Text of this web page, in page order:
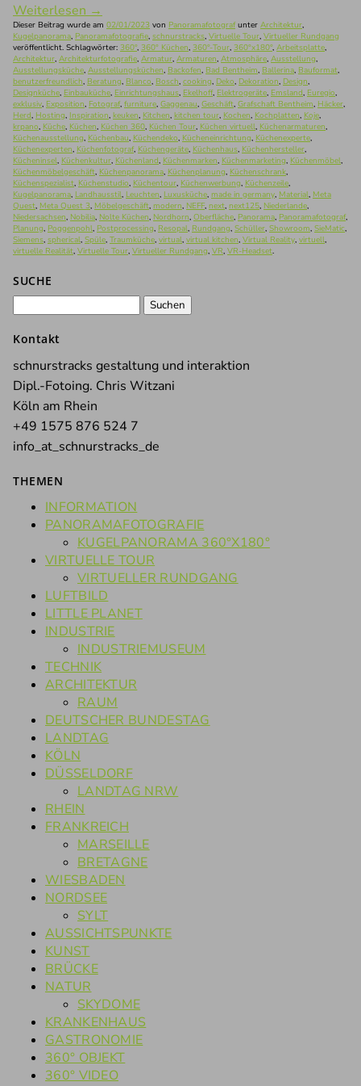
Weiterlesen →
Dieser Beitrag wurde am 02/01/2023 von Panoramafotografunter Architektur,
Kugelpanorama, Panoramafotografie, schnurstracks, Virtuelle Tour, Virtueller Rundgang
veröffentlicht. Schlagwörter: 360°, 360° Küchen, 360°-Tour, 360°x180°, Arbeitsplatte,
Architektur, Architekturfotografie, Armatur, Armaturen, Atmosphäre, Ausstellung,
Ausstellungsküche, Ausstellungsküchen, Backofen, Bad Bentheim, Ballerina, Bauformat,
benutzerfreundlich, Beratung, Blanco, Bosch, cooking, Deko, Dekoration, Design,
Designküche, Einbauküche, Einrichtungshaus, Ekelhoff, Elektrogeräte, Emsland, Euregio,
exklusiv, Exposition, Fotograf, furniture, Gaggenau, Geschäft, Grafschaft Bentheim, Häcker,
Herd, Hosting, Inspiration, keuken, Kitchen, kitchen tour, Kochen, Kochplatten, Koje,
krpano, Küche, Küchen, Küchen 360, Küchen Tour, Küchen virtuell, Küchenarmaturen,
Küchenausstellung, Küchenbau, Küchendeko, Kücheneinrichtung, Küchenexperte,
Küchenexperten, Küchenfotograf, Küchengeräte, Küchenhaus, Küchenhersteller,
Kücheninsel, Küchenkultur, Küchenland, Küchenmarken, Küchenmarketing, Küchenmöbel,
Küchenmöbelgeschäft, Küchenpanorama, Küchenplanung, Küchenschrank,
Küchenspezialist, Küchenstudio, Küchentour, Küchenwerbung, Küchenzeile,
Kugelpanorama, Landhausstil, Leuchten, Luxusküche, made in germany, Material, Meta
Quest, Meta Quest 3, Möbelgeschäft, modern, NEFF, next, next125, Niederlande,
Niedersachsen, Nobilia, Nolte Küchen, Nordhorn, Oberfläche, Panorama, Panoramafotograf,
Planung, Poggenpohl, Postprocessing, Resopal, Rundgang, Schüller, Showroom, SieMatic,
Siemens, spherical, Spüle, Traumküche, virtual, virtual kitchen, Virtual Reality, virtuell,
virtuelle Realität, Virtuelle Tour, Virtueller Rundgang, VR, VR-Headset.
SUCHE
Kontakt
schnurstracks gestaltung und interaktion
Dipl.-Fotoing. Chris Witzani
Köln am Rhein
+49 1575 876 524 7
info_at_schnurstracks_de
THEMEN
INFORMATION
PANORAMAFOTOGRAFIE
KUGELPANORAMA 360°X180°
VIRTUELLE TOUR
VIRTUELLER RUNDGANG
LUFTBILD
LITTLE PLANET
INDUSTRIE
INDUSTRIEMUSEUM
TECHNIK
ARCHITEKTUR
RAUM
DEUTSCHER BUNDESTAG
LANDTAG
KÖLN
DÜSSELDORF
LANDTAG NRW
RHEIN
FRANKREICH
MARSEILLE
BRETAGNE
WIESBADEN
NORDSEE
SYLT
AUSSICHTSPUNKTE
KUNST
BRÜCKE
NATUR
SKYDOME
KRANKENHAUS
GASTRONOMIE
360° OBJEKT
360° VIDEO